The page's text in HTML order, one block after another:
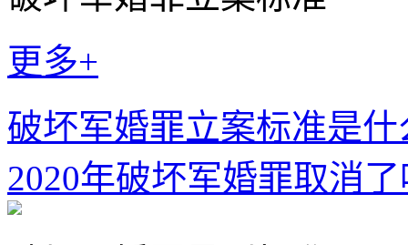
更多+
破坏军婚罪立案标准是什
2020年破坏军婚罪取消